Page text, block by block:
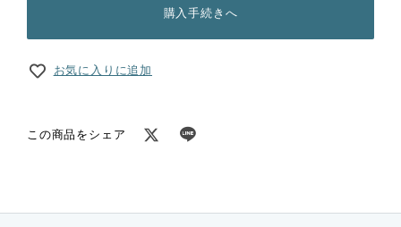
購入手続きへ
お気に入りに追加
この商品をシェア